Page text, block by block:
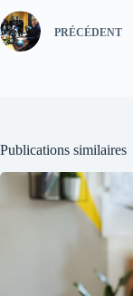
PRÉCÉDENT
Publications similaires